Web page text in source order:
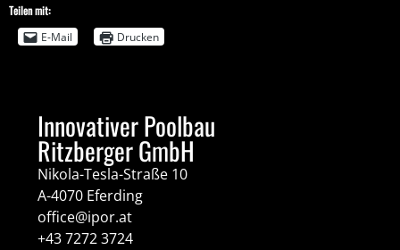
Teilen mit:
E-Mail
Drucken
Innovativer Poolbau
Ritzberger GmbH
Nikola-Tesla-Straße 10
A-4070 Eferding
office@ipor.at
+43 7272 3724